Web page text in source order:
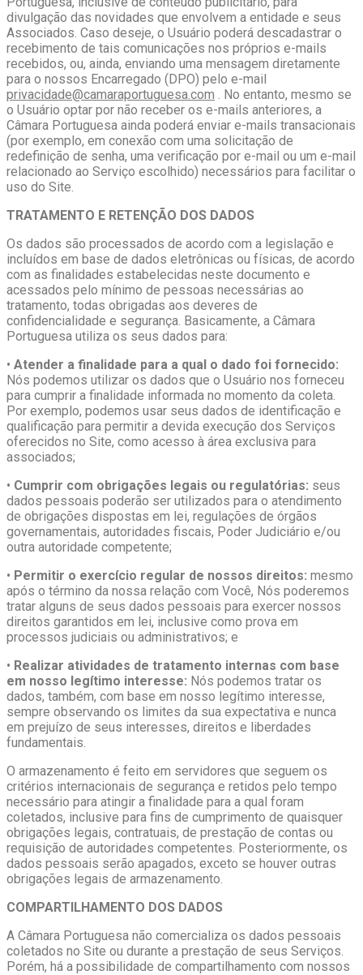
divulgação das novidades que envolvem a entidade e seus
Associados. Caso deseje, o Usuário poderá descadastrar o
recebimento de tais comunicações nos próprios e-mails
recebidos, ou, ainda, enviando uma mensagem diretamente
para o nossos Encarregado (DPO) pelo e-mail
privacidade@camaraportuguesa.com . No entanto, mesmo se
o Usuário optar por não receber os e-mails anteriores, a
Câmara Portuguesa ainda poderá enviar e-mails transacionais
(por exemplo, em conexão com uma solicitação de
redefinição de senha, uma verificação por e-mail ou um e-mail
relacionado ao Serviço escolhido) necessários para facilitar o
uso do Site.
TRATAMENTO E RETENÇÃO DOS DADOS
Os dados são processados de acordo com a legislação e
incluídos em base de dados eletrônicas ou físicas, de acordo
com as finalidades estabelecidas neste documento e
acessados pelo mínimo de pessoas necessárias ao
tratamento, todas obrigadas aos deveres de
confidencialidade e segurança. Basicamente, a Câmara
Portuguesa utiliza os seus dados para:
• Atender a finalidade para a qual o dado foi fornecido:
Nós podemos utilizar os dados que o Usuário nos forneceu
para cumprir a finalidade informada no momento da coleta.
Por exemplo, podemos usar seus dados de identificação e
qualificação para permitir a devida execução dos Serviços
oferecidos no Site, como acesso à área exclusiva para
associados;
• Cumprir com obrigações legais ou regulatórias: seus
dados pessoais poderão ser utilizados para o atendimento
de obrigações dispostas em lei, regulações de órgãos
governamentais, autoridades fiscais, Poder Judiciário e/ou
outra autoridade competente;
• Permitir o exercício regular de nossos direitos: mesmo
após o término da nossa relação com Você, Nós poderemos
tratar alguns de seus dados pessoais para exercer nossos
direitos garantidos em lei, inclusive como prova em
processos judiciais ou administrativos; e
• Realizar atividades de tratamento internas com base
em nosso legítimo interesse: Nós podemos tratar os
dados, também, com base em nosso legítimo interesse,
sempre observando os limites da sua expectativa e nunca
em prejuízo de seus interesses, direitos e liberdades
fundamentais.
O armazenamento é feito em servidores que seguem os
critérios internacionais de segurança e retidos pelo tempo
necessário para atingir a finalidade para a qual foram
coletados, inclusive para fins de cumprimento de quaisquer
obrigações legais, contratuais, de prestação de contas ou
requisição de autoridades competentes. Posteriormente, os
dados pessoais serão apagados, exceto se houver outras
obrigações legais de armazenamento.
COMPARTILHAMENTO DOS DADOS
A Câmara Portuguesa não comercializa os dados pessoais
coletados no Site ou durante a prestação de seus Serviços.
Porém, há a possibilidade de compartilhamento com nossos